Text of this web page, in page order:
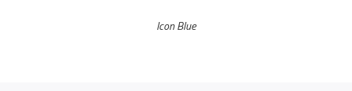
Icon Blue